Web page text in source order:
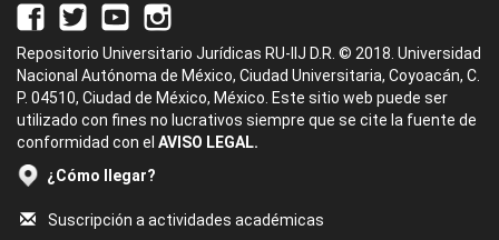
Repositorio Universitario Jurídicas RU-IIJ D.R. © 2018. Universidad
Nacional Autónoma de México, Ciudad Universitaria, Coyoacán, C.
P. 04510, Ciudad de México, México. Este sitio web puede ser
utilizado con fines no lucrativos siempre que se cite la fuente de
conformidad con el AVISO LEGAL.
¿Cómo llegar?
Suscripción a actividades académicas